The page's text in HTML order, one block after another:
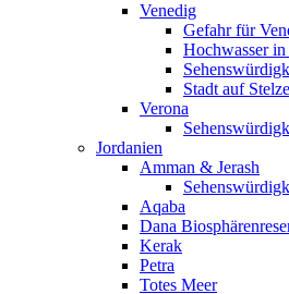
Venedig
Gefahr für
Hochwasser
Stadt auf
Verona
Jordanien
Amman & Jerash
Aqaba
Dana
Kerak
Petra
Totes Meer